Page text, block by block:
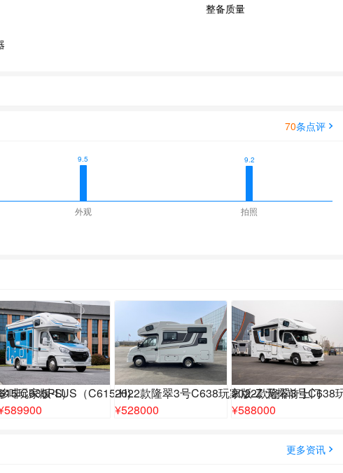
整备质量
70条点评
9.5
外观
9.2
拍照
玩家版-S)
啡C635PLUS（C615-H)
589900
2022款隆翠3号C638玩家版-Z 无拓前上门
¥528000
2022款隆翠3号C638
¥588000
更多资讯